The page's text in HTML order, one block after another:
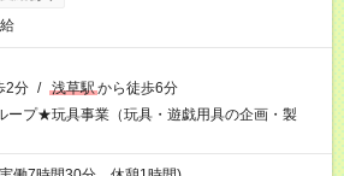
2分 / 浅草駅から徒歩6分
ープ★玩具事業（玩具・遊戯用具の企画・製